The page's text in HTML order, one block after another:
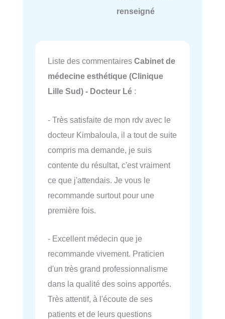
renseigné
Liste des commentaires Cabinet de
médecine esthétique (Clinique
Lille Sud) - Docteur Lé :
- Très satisfaite de mon rdv avec le
docteur Kimbaloula, il a tout de suite
compris ma demande, je suis
contente du résultat, c'est vraiment
ce que j'attendais. Je vous le
recommande surtout pour une
première fois.
- Excellent médecin que je
recommande vivement. Praticien
d'un très grand professionnalisme
dans la qualité des soins apportés.
Très attentif, à l'écoute de ses
patients et de leurs questions